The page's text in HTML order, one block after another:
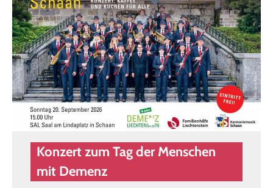
Konzert zum Tag der Menschen
mit Demenz